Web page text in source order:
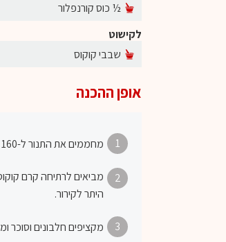
½ כוס קורנפלור
לקישוט
שבבי קוקוס
אופן ההכנה
1 מחממים את התנור ל-160 מעלות.
2
מביאים לרתיחה קרם
היתר לקירור.
3 מקציפים חלבונים וסוכר